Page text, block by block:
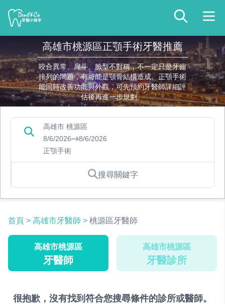
高雄市桃源區正顎手術牙醫推薦
咬合異常、戽斗、臉型不對稱，不一定只是牙齒
排列的問題，有可能是顎骨結構造成。正顎手術
能同時改善功能與外觀，可先預約牙醫師詳細評
估後再進一步規劃。
高雄市 桃源區
8/6/2026
8/6/2026
正顎手術
搜尋關鍵字
首頁 > 高雄市牙醫師 > 桃源區牙醫師
高雄市桃源區
牙醫師
高雄市桃源區
牙醫診所
很抱歉，沒有找到符合您搜尋條件的診所或醫師。